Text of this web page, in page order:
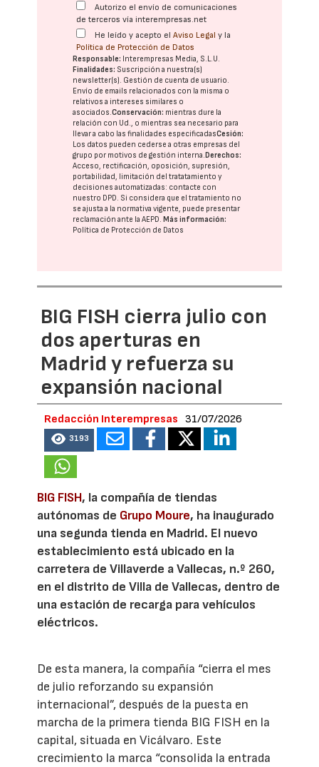
Autorizo el envío de comunicaciones
de terceros vía interempresas.net
He leído y acepto elAviso Legal y la
Política de Protección de Datos
Responsable: Interempresas Media, S.L.U.
Finalidades: Suscripción a nuestra(s)
newsletter(s). Gestión de cuenta de usuario.
Envío de emails relacionados con la misma o
relativos a intereses similares o
asociados.Conservación: mientras dure la
relación con Ud., o mientras sea necesario para
llevar a cabo las finalidades especificadasCesión:
Los datos pueden cederse a otras empresas del
grupo por motivos de gestión interna. Derechos:
Acceso, rectificación, oposición, supresión,
portabilidad, limitación del tratatamiento y
decisiones automatizadas: contacte con
nuestro DPD. Si considera que el tratamiento no
se ajusta a la normativa vigente, puede presentar
reclamación ante laAEPD. Más información:
Política de Protección de Datos
BIG FISH cierra julio con
dos aperturas en
Madrid y refuerza su
expansión nacional
Redacción Interempresas 31/07/2026
3193
BIG FISH, la compañía de tiendas
autónomas de Grupo Moure, ha inaugurado
una segunda tienda en Madrid. El nuevo
establecimiento está ubicado en la
carretera de Villaverde a Vallecas, n.º 260,
en el distrito de Villa de Vallecas, dentro de
una estación de recarga para vehículos
eléctricos.
De esta manera, la compañía “cierra el mes
de julio reforzando su expansión
internacional”, después de la puesta en
marcha de la primera tienda BIG FISH en la
capital, situada en Vicálvaro. Este
crecimiento la marca “consolida la entrada